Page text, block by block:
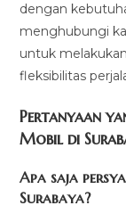
dengan
menghubungi
untuk
fleksibilitas
Pertanyaan
Mobil di
Apa saja
Surabaya?